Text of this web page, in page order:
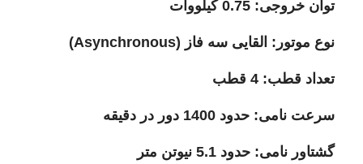
توان خروجی: 0.75 کیلووات
نوع موتور: القایی سه فاز (Asynchronous)
تعداد قطب: 4 قطب
سرعت نامی: حدود 1400 دور در دقیقه
گشتاور نامی: حدود 5.1 نیوتن متر